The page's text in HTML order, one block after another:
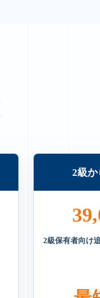
2級か
2級保有者向け